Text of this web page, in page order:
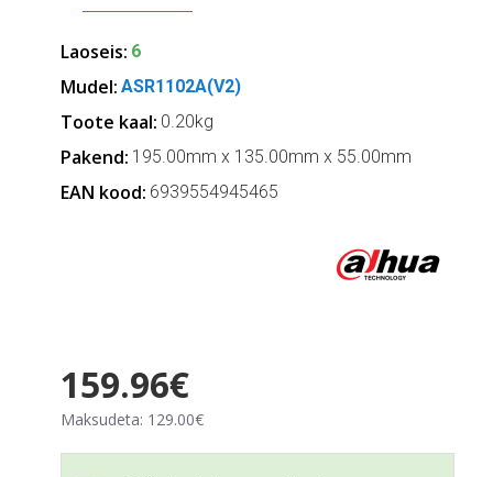
159.96€
Maksudeta: 129.00€
Laoseis: 6
Mudel: ASR1102A(V2)
Toote kaal: 0.20kg
Pakend: 195.00mm x 135.00mm x 55.00mm
EAN kood: 6939554945465